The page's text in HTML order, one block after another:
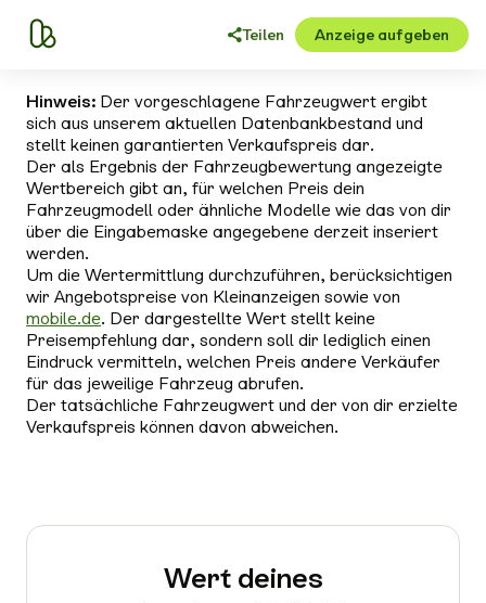
Teilen Anzeige aufgeben
Hinweis: Der vorgeschlagene Fahrzeugwert ergibt
sich aus unserem aktuellen Datenbankbestand und
stellt keinen garantierten Verkaufspreis dar.
Der als Ergebnis der Fahrzeugbewertung angezeigte
Wertbereich gibt an, für welchen Preis dein
Fahrzeugmodell oder ähnliche Modelle wie das von dir
über die Eingabemaske angegebene derzeit inseriert
werden.
Um die Wertermittlung durchzuführen, berücksichtigen
wir Angebotspreise von Kleinanzeigen sowie von
mobile.de. Der dargestellte Wert stellt keine
Preisempfehlung dar, sondern soll dir lediglich einen
Eindruck vermitteln, welchen Preis andere Verkäufer
für das jeweilige Fahrzeug abrufen.
Der tatsächliche Fahrzeugwert und der von dir erzielte
Verkaufspreis können davon abweichen.
Wert deines